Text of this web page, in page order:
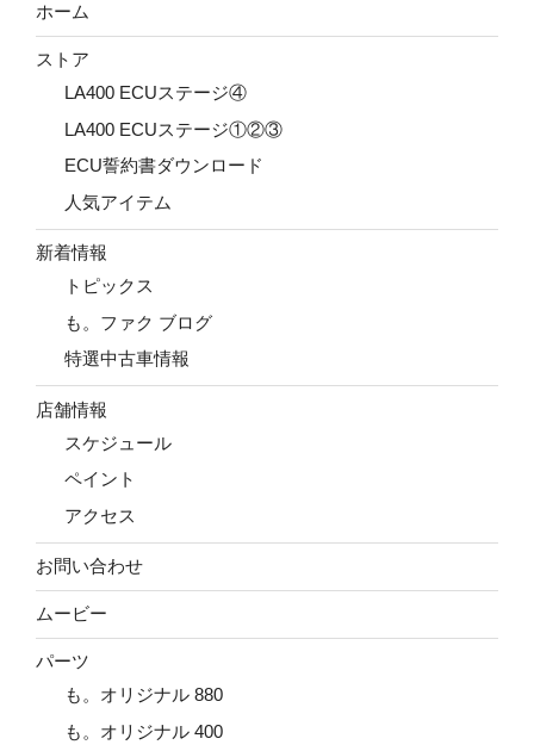
ホーム
ストア
LA400 ECUステージ④
LA400 ECUステージ①②③
ECU誓約書ダウンロード
人気アイテム
新着情報
トピックス
も。ファク ブログ
特選中古車情報
店舗情報
スケジュール
ペイント
アクセス
お問い合わせ
ムービー
パーツ
も。オリジナル 880
も。オリジナル 400